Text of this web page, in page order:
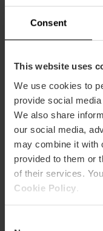
Consent
This website uses
We use cookies to
provide social
We also share
our social media,
may combine it with
provided to them or
of their services.
Cookie Policy
y Entrada
de las
Desde81,25 €